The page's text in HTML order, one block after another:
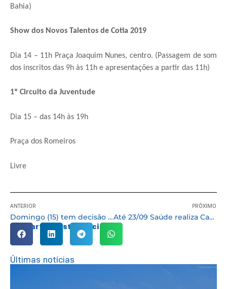
Bahia)
Show dos Novos Talentos de Cotia 2019
Dia 14 – 11h Praça Joaquim Nunes, centro. (Passagem de som
dos inscritos das 9h às 11h e apresentações a partir das 11h)
1º Circuito da Juventude
Dia 15 – das 14h às 19h
Praça dos Romeiros
Livre
ANTERIOR
Domingo (15) tem decisão do Campeonato Municipal de Futebol pela 2ª divisão
PRÓXIMO
Até 23/09 Saúde realiza Campanha de Intensificação contra a Tuberculose
Compartilhe esta notícia:
Últimas notícias